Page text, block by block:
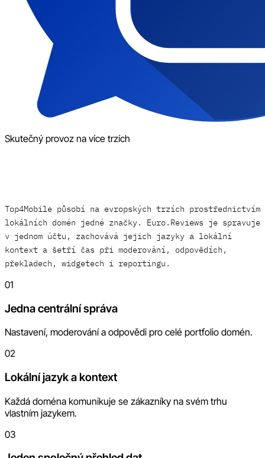
Skutečný provoz na více trzích
Top4Mobile působí na evropských trzích prostřednictvím
lokálních domén jedné značky. Euro.Reviews je spravuje
v jednom účtu, zachovává jejich jazyky a lokální
kontext a šetří čas při moderování, odpovědích,
překladech, widgetech i reportingu.
01
Jedna centrální správa
Nastavení, moderování a odpovědi pro celé portfolio domén.
02
Lokální jazyk a kontext
Každá doména komunikuje se zákazníky na svém trhu
vlastním jazykem.
03